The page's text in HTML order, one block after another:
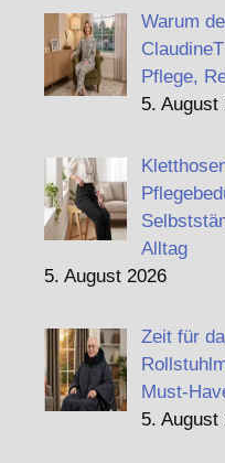
Warum
Pflege,
5. August
Alltag
5. August 2026
Zeit für
Must-
5. August